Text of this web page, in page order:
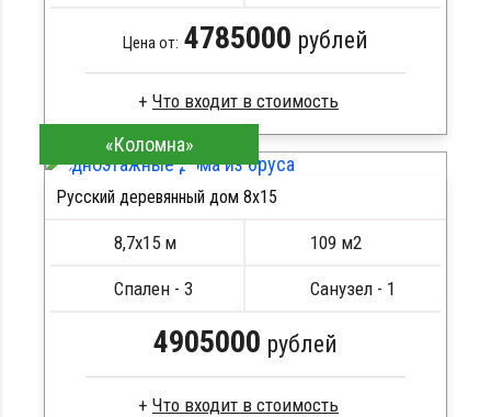
Цена от: 4785000 рублей
Брус камерной сушки
Стропила, балки 50х200 мм
Кровля металлочерепица
Сборка на березовые нагеля, джут
Металлические сваи 108 диаметр
ПОДРОБНЕЕ
«Коломна»
Русский деревянный дом 8х15
8,7х15 м 109 м2
Спален - 3 Санузел - 1
4905000 рублей